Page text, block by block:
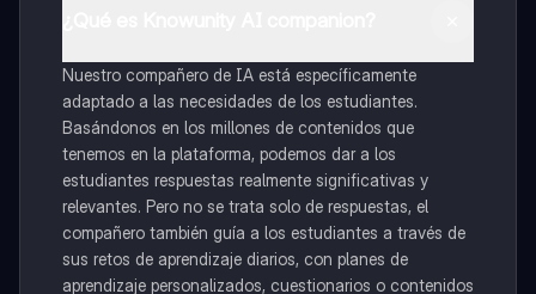
Nuestro compañero de IA está específicamente
adaptado a las necesidades de los estudiantes.
Basándonos en los millones de contenidos que
tenemos en la plataforma, podemos dar a los
estudiantes respuestas realmente significativas y
relevantes. Pero no se trata solo de respuestas, el
compañero también guía a los estudiantes a través de
sus retos de aprendizaje diarios, con planes de
aprendizaje personalizados, cuestionarios o contenidos